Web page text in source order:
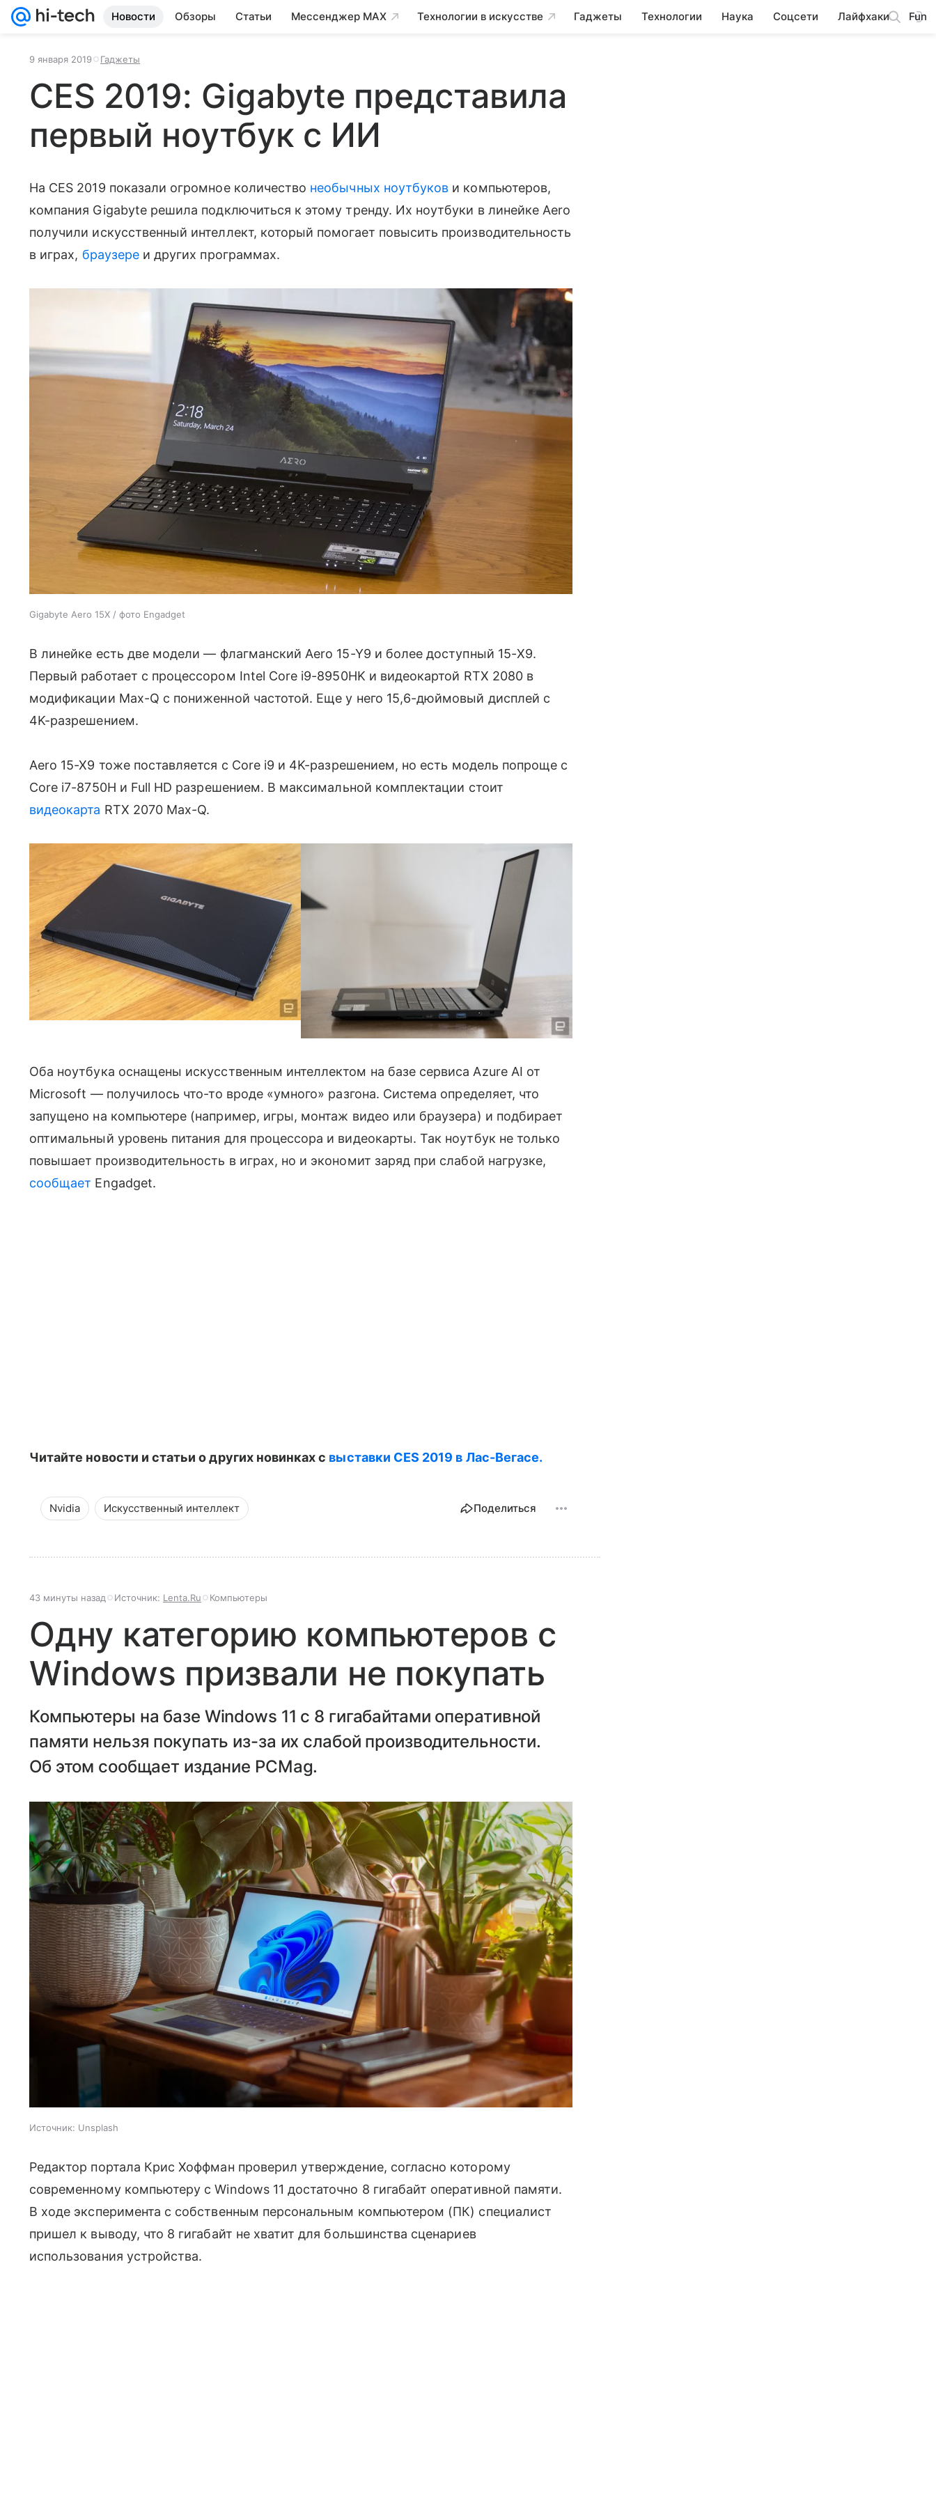
Новости Обзоры Статьи Мессенджер MAX Технологии в искусстве Гаджеты Технологии Наука Соцсети Лайфхаки Fun
9 января 2019 Гаджеты
CES 2019: Gigabyte представила
первый ноутбук с ИИ
На CES 2019 показали огромное количество необычных ноутбуков и компьютеров,
компания Gigabyte решила подключиться к этому тренду. Их ноутбуки в линейке Aero
получили искусственный интеллект, который помогает повысить производительность
в играх, браузереи других программах.
Gigabyte Aero 15X / фото Engadget
В линейке есть две модели — флагманский Aero 15-Y9 и более доступный 15-X9.
Первый работает с процессором Intel Core i9-8950HK и видеокартой RTX 2080 в
модификации Max-Q с пониженной частотой. Еще у него 15,6-дюймовый дисплей с
4K-разрешением.
Aero 15-X9 тоже поставляется с Core i9 и 4K-разрешением, но есть модель попроще с
Core i7-8750H и Full HD разрешением. В максимальной комплектации стоит
видеокарта RTX 2070 Max-Q.
Оба ноутбука оснащены искусственным интеллектом на базе сервиса Azure AI от
Microsoft — получилось что-то вроде «умного» разгона. Система определяет, что
запущено на компьютере (например, игры, монтаж видео или браузера) и подбирает
оптимальный уровень питания для процессора и видеокарты. Так ноутбук не только
повышает производительность в играх, но и экономит заряд при слабой нагрузке,
сообщает Engadget.
Читайте новости и статьи о других новинках с выставки CES 2019 в Лас-Вегасе.
Nvidia Искусственный интеллект Поделиться
43 минуты назад Источник: Lenta.Ru Компьютеры
Одну категорию компьютеров с
Windows призвали не покупать
Компьютеры на базе Windows 11 c 8 гигабайтами оперативной
памяти нельзя покупать из-за их слабой производительности.
Об этом сообщает издание PCMag.
Источник: Unsplash
Редактор портала Крис Хоффман проверил утверждение, согласно которому
современному компьютеру с Windows 11 достаточно 8 гигабайт оперативной памяти.
В ходе эксперимента с собственным персональным компьютером (ПК) специалист
пришел к выводу, что 8 гигабайт не хватит для большинства сценариев
использования устройства.